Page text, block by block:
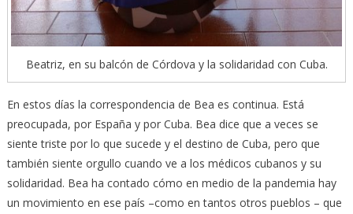
Beatriz, en su balcón de Córdova y la solidaridad con Cuba.
En estos días la correspondencia de Bea es continua. Está
preocupada, por España y por Cuba. Bea dice que a veces se
siente triste por lo que sucede y el destino de Cuba, pero que
también siente orgullo cuando ve a los médicos cubanos y su
solidaridad. Bea ha contado cómo en medio de la pandemia hay
un movimiento en ese país –como en tantos otros pueblos – que